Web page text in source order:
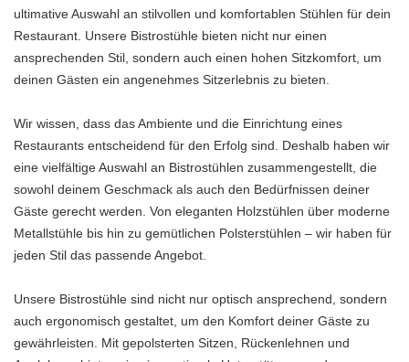
ultimative Auswahl an stilvollen und komfortablen Stühlen für dein
Restaurant. Unsere Bistrostühle bieten nicht nur einen
ansprechenden Stil, sondern auch einen hohen Sitzkomfort, um
deinen Gästen ein angenehmes Sitzerlebnis zu bieten.
Wir wissen, dass das Ambiente und die Einrichtung eines
Restaurants entscheidend für den Erfolg sind. Deshalb haben wir
eine vielfältige Auswahl an Bistrostühlen zusammengestellt, die
sowohl deinem Geschmack als auch den Bedürfnissen deiner
Gäste gerecht werden. Von eleganten Holzstühlen über moderne
Metallstühle bis hin zu gemütlichen Polsterstühlen – wir haben für
jeden Stil das passende Angebot.
Unsere Bistrostühle sind nicht nur optisch ansprechend, sondern
auch ergonomisch gestaltet, um den Komfort deiner Gäste zu
gewährleisten. Mit gepolsterten Sitzen, Rückenlehnen und